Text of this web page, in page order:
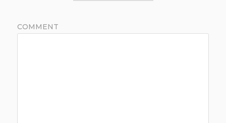
COMMENT